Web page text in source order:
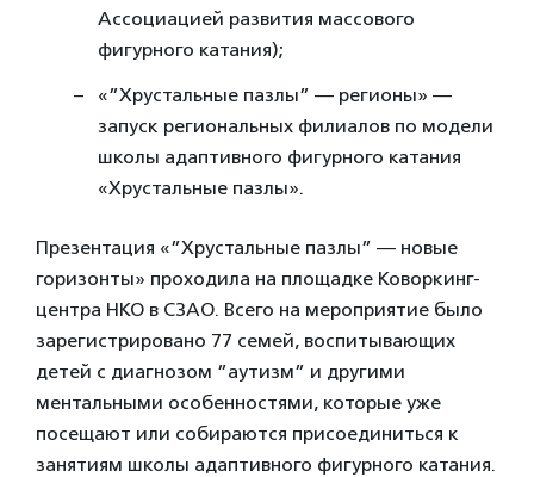
Ассоциацией развития массового
фигурного катания);
«”Хрустальные пазлы” — регионы» —
запуск региональных филиалов по модели
школы адаптивного фигурного катания
«Хрустальные пазлы».
Презентация «”Хрустальные пазлы” — новые
горизонты» проходила на площадке Коворкинг-
центра НКО в СЗАО. Всего на мероприятие было
зарегистрировано 77 семей, воспитывающих
детей с диагнозом ”аутизм” и другими
ментальными особенностями, которые уже
посещают или собираются присоединиться к
занятиям школы адаптивного фигурного катания.